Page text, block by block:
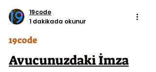
19code
1 dakikada okunur
19code
Avucunuzdaki İmza